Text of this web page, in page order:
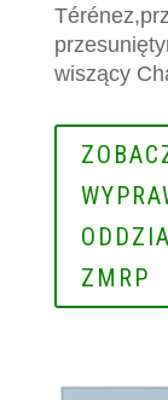
Térénez,prz
przesunięty
wiszący Ch
ZMRP